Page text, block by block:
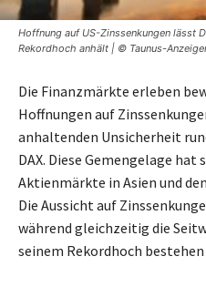
Hoffnung auf US-Zinssenkungen lässt
Rekordhoch anhält | © Taunus-
Die Finanzmärkte erleben
Hoffnungen auf
anhaltenden Unsicherheit
DAX. Diese Gemengelage hat
Aktienmärkte in Asien und
Die Aussicht auf
während gleichzeitig die
seinem Rekordhoch